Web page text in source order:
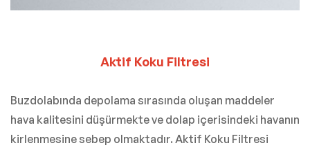
Aktif Koku Filtresi
Buzdolabında depolama sırasında oluşan maddeler
hava kalitesini düşürmekte ve dolap içerisindeki havanın
kirlenmesine sebep olmaktadır. Aktif Koku Filtresi